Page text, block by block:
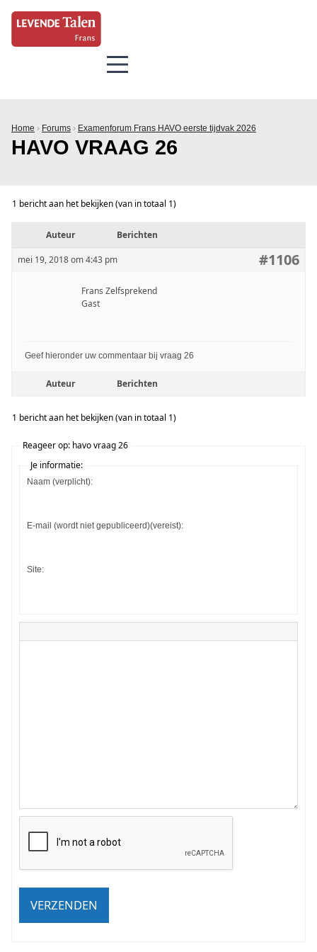
Home › Forums › Examenforum Frans HAVO eerste tijdvak 2026
HAVO VRAAG 26
1 bericht aan het bekijken (van in totaal 1)
Auteur Berichten
mei 19, 2018 om 4:43 pm #1106
Frans Zelfsprekend
Gast
Geef hieronder uw commentaar bij vraag 26
Auteur Berichten
1 bericht aan het bekijken (van in totaal 1)
Reageer op: havo vraag 26
Je informatie:
Naam (verplicht):
E-mail (wordt niet gepubliceerd)(vereist):
Site:
VERZENDEN